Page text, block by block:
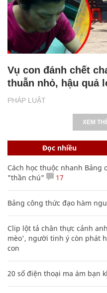
PHÁP LUẬT
Vụ con đánh chết
thuẫn nhỏ, hậu quả
XEM
Đọc nhiều
Cách học thuộc nhanh
"thần chú"
17
Bảng công thức đạo hàm
Clip lột tả chân thực cảnh
mèo', người tinh ý còn phát
con
20 số điện thoại ma ám bạn